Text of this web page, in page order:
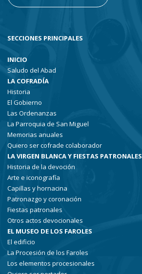
SECCIONES PRINCIPALES
INICIO
Saludo del Abad
LA COFRADÍA
Historia
El Gobierno
Las Ordenanzas
La Parroquia de San Miguel
Memorias anuales
Quiero ser cofrade colaborador
LA VIRGEN BLANCA Y FIESTAS PATRONALES
Historia de la devoción
Arte e iconografía
Capillas y hornacina
Patronazgo y coronación
Fiestas patronales
Otros actos devocionales
EL MUSEO DE LOS FAROLES
El edificio
La Procesión de los Faroles
Los elementos procesionales